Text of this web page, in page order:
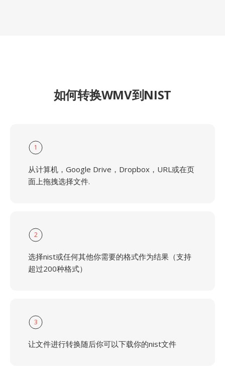
如何转换WMV到NIST
1
从计算机，Google Drive，Dropbox，URL或在页
面上拖拽选择文件.
2
选择nist或任何其他你需要的格式作为结果（支持
超过200种格式）
3
让文件进行转换随后你可以下载你的nist文件